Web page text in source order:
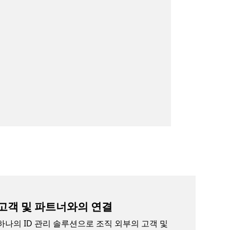
객 및 파트너와의 연결
나의 ID 관리 솔루션으로 조직 외부의 고객 및